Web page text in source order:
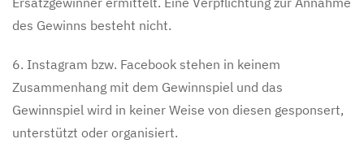
des Gewinns besteht nicht.
6. Instagram bzw. Facebook stehen in keinem
Zusammenhang mit dem Gewinnspiel und das
Gewinnspiel wird in keiner Weise von diesen gesponsert,
unterstützt oder organisiert.